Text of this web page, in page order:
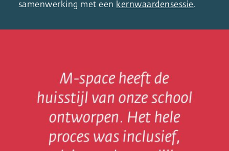
samenwerking met een kernwaardensessie.